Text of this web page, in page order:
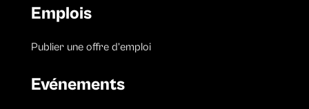
Emplois
Publier une offre d’emploi
Evénements